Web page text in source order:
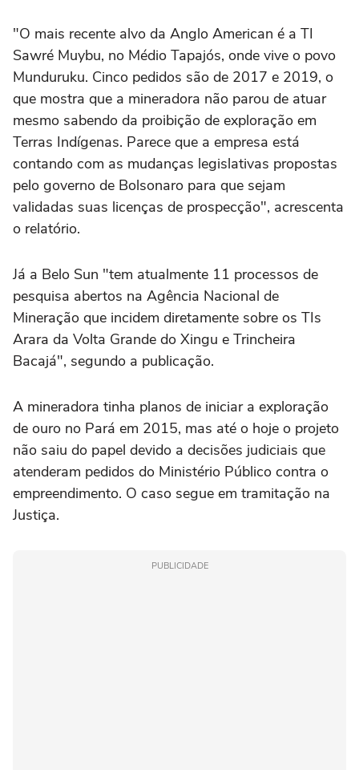
"O mais recente alvo da Anglo American é a TI
Sawré Muybu, no Médio Tapajós, onde vive o povo
Munduruku. Cinco pedidos são de 2017 e 2019, o
que mostra que a mineradora não parou de atuar
mesmo sabendo da proibição de exploração em
Terras Indígenas. Parece que a empresa está
contando com as mudanças legislativas propostas
pelo governo de Bolsonaro para que sejam
validadas suas licenças de prospecção", acrescenta
o relatório.
Já a Belo Sun "tem atualmente 11 processos de
pesquisa abertos na Agência Nacional de
Mineração que incidem diretamente sobre os TIs
Arara da Volta Grande do Xingu e Trincheira
Bacajá", segundo a publicação.
A mineradora tinha planos de iniciar a exploração
de ouro no Pará em 2015, mas até o hoje o projeto
não saiu do papel devido a decisões judiciais que
atenderam pedidos do Ministério Público contra o
empreendimento. O caso segue em tramitação na
Justiça.
PUBLICIDADE